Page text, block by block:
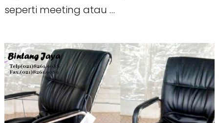
seperti meeting atau …